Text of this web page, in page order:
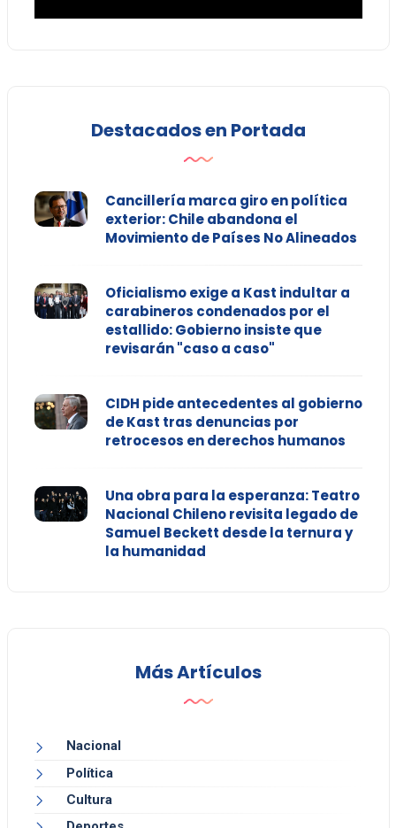
Destacados en Portada
Cancillería marca giro en política
exterior: Chile abandona el
Movimiento de Países No Alineados
Oficialismo exige a Kast indultar a
carabineros condenados por el
estallido: Gobierno insiste que
revisarán "caso a caso"
CIDH pide antecedentes al gobierno
de Kast tras denuncias por
retrocesos en derechos humanos
Una obra para la esperanza: Teatro
Nacional Chileno revisita legado de
Samuel Beckett desde la ternura y
la humanidad
Más Artículos
Nacional
Política
Cultura